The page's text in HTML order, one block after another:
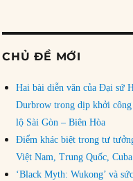
CHỦ ĐỀ MỚI
Hai bài diễn văn của Đại sứ
Durbrow trong dịp khởi công
lộ Sài Gòn – Biên Hòa
Điểm khác biệt trong tư
Việt Nam, Trung Quốc, Cuba
‘Black Myth: Wukong’ và